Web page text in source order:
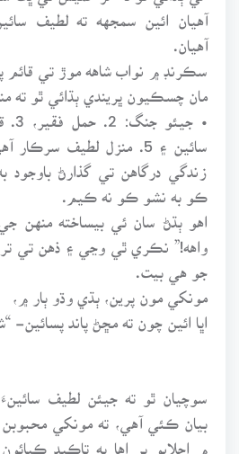
آهيان ائين سمجهه ته لطيف
آهيان.
سڪرنڊ ۾ نواب شاهه موڙ تي قائم
مان چسڪيون ڀريندي ٻڌائي ٿو ته
سائين ۽ 5. منزل لطيف
زندگي درگاهن تي گذارڻ باوجود
اهو ٻڌڻ سان ئي بيساخته منهن
واهه!” نڪري ٿي وڃي ۽ ذهن تي
مونکي مون پرين، ٻڌي وڌو ٻار ۾،
اڀا ائين چون ته مڇڻ پاند پسائين-
سوچيان ٿو ته جيئن لطيف
بيان ڪئي آهي، ته مونکي محبوبن
۾ اڇلايو پر اها به تاڪيد ڪيائون